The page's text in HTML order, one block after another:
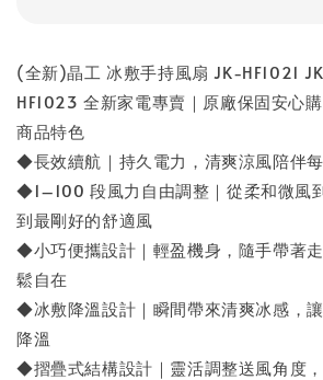
(全新)晶工 冰敷手持風扇 JK-HF1021
HF1023 全新家電專賣｜原廠保固安心購
商品特色
◆長效續航｜持久電力，清爽涼風陪伴
◆1–100 段風力自由調整｜從柔和微風
到最剛好的舒適風
◆小巧便攜設計｜輕盈機身，隨手帶著
鬆自在
◆冰敷降溫設計｜瞬間帶來清爽冰感，
降溫
◆摺疊式結構設計｜靈活調整送風角度